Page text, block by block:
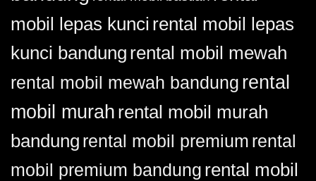
mobil lepas kunci rental mobil lepas
kunci bandung rental mobil mewah
rental mobil mewah bandung rental
mobil murah rental mobil murah
bandung rental mobil premium rental
mobil premium bandung rental mobil